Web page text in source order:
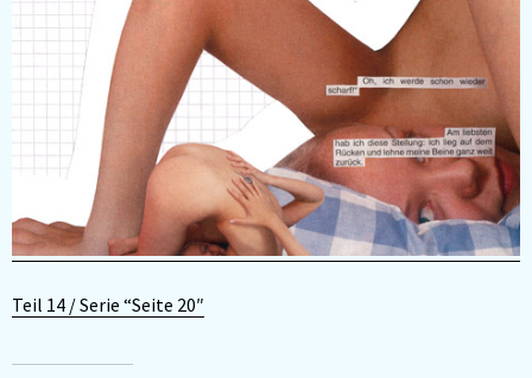
Teil 14 / Serie “Seite 20″